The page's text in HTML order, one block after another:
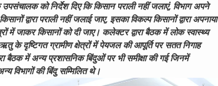
को निर्देश दिए कि किसान पराली नहीं जलाएं, विभाग अपने
द्वारा पराली नहीं जलाई जाए, इसका विकल्प किसानों द्वारा अपनाया
में जाकर किसानों को दी जाए। कलेक्टर द्वारा बैठक में लोक स्वास्थ्य
ऋतु के दृष्टिगत ग्रामीण क्षेत्रों में पेयजल की आपूर्ति पर सतत निगाह
बैठक में अन्य प्रशासनिक बिंदुओं पर भी समीक्षा की गई जिनमें
विभागों की बिंदु सम्मिलित थे।